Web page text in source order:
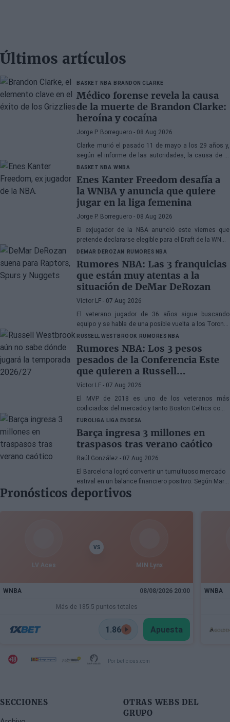
Últimos artículos
BASKET NBA BRANDON CLARKE
Médico forense revela la causa
de la muerte de Brandon Clarke:
heroína y cocaína
Jorge P. Borreguero - 08 Aug 2026
Clarke murió el pasado 11 de mayo a los 29 años y,
según el informe de las autoridades, la causa de la
muerte fueron los efectos de la heroína y la cocaína
BASKET NBA WNBA
Enes Kanter Freedom desafía a
la WNBA y anuncia que quiere
jugar en la liga femenina
Jorge P. Borreguero - 08 Aug 2026
El exjugador de la NBA anunció este viernes que
pretende declararse elegible para el Draft de la WNBA
de 2027
DEMAR DEROZAN RUMORES NBA
Rumores NBA: Las 3 franquicias
que están muy atentas a la
situación de DeMar DeRozan
Víctor LF - 07 Aug 2026
El veterano jugador de 36 años sigue buscando
equipo y se habla de una posible vuelta a los Toronto
Raptors o San Antonio Spurs, mientras Denver
Nuggets también forma parte de la ecuación
RUSSELL WESTBROOK RUMORES NBA
Rumores NBA: Los 3 pesos
pesados de la Conferencia Este
que quieren a Russell
Westbrook
Víctor LF - 07 Aug 2026
El MVP de 2018 es uno de los veteranos más
codiciados del mercado y tanto Boston Celtics como
Cleveland Cavaliers y Detroit Pistons estarían
interesados en hacerse con sus servicios
EUROLIGA LIGA ENDESA
Barça ingresa 3 millones en
traspasos tras verano caótico
Raúl González - 07 Aug 2026
El Barcelona logró convertir un tumultuoso mercado
estival en un balance financiero positivo. Según Marc
Mundet, la sección azulgrana ingresó cerca de tres
millones de euros procedentes de salidas de
jugadores, a pesar de un proceso de transferencias
Pronósticos deportivos
LV Aces
VS
MIN Lynx
WNBA 08/08/2026 20:00
Más de 185.5 puntos totales
1.86 Apuesta
WNBA
Por beticious.com
SECCIONES
OTRAS WEBS DEL
GRUPO